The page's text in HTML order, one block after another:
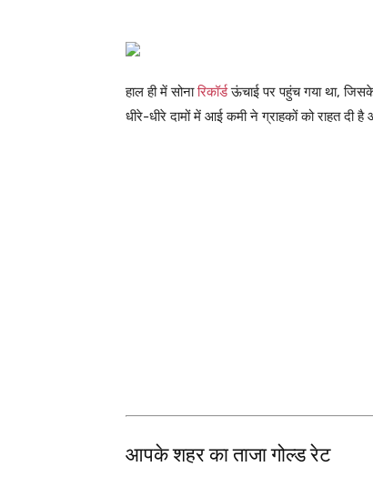
हाल ही में सोनारिकॉर्डऊंचाई पर पहुंच गया था,
धीरे-धीरे दामों में आई कमी ने ग्राहकों को राहत दी
आपके शहर का ताजा गोल्ड रेट